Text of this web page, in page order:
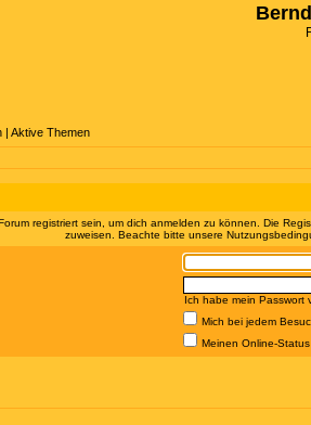
| Aktive Themen
registriert sein, um dich anmelden zu können. Die
zuweisen. Beachte bitte unsere
Ich habe mein Passwort
Mich bei jedem
Meinen Online-